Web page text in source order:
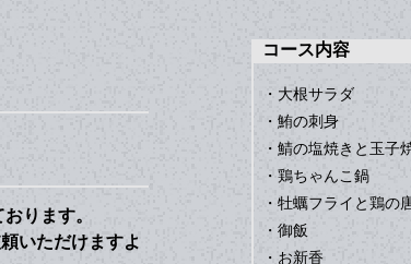
ります。
いただけますよ
コース内容
・大根サラダ
・鮪の刺身
・鯖の塩焼きと玉子
・鶏ちゃんこ鍋
・牡蠣フライと鶏の
・御飯
・お新香